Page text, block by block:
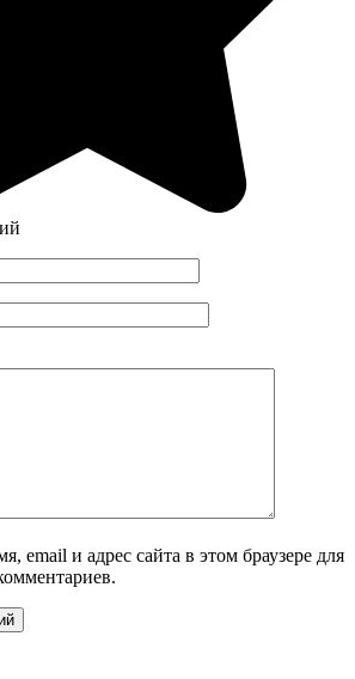
email и адрес сайта в этом браузере для